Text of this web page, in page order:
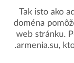
Tak isto ako
doména
web stránku.
.armenia.su,